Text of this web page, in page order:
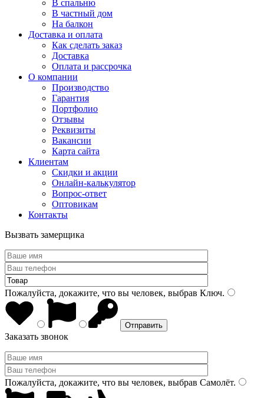
В спальню
В частный дом
На балкон
Доставка и оплата
Как сделать заказ
Доставка
Оплата и рассрочка
О компании
Производство
Гарантия
Портфолио
Отзывы
Реквизиты
Вакансии
Карта сайта
Клиентам
Скидки и акции
Онлайн-калькулятор
Вопрос-ответ
Оптовикам
Контакты
Вызвать замерщика
Пожалуйста, докажите, что вы человек, выбрав Ключ.
Заказать звонок
Пожалуйста, докажите, что вы человек, выбрав Самолёт.